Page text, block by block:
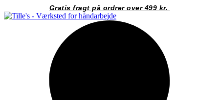
til
Gratis fragt på ordrer over 499 kr.